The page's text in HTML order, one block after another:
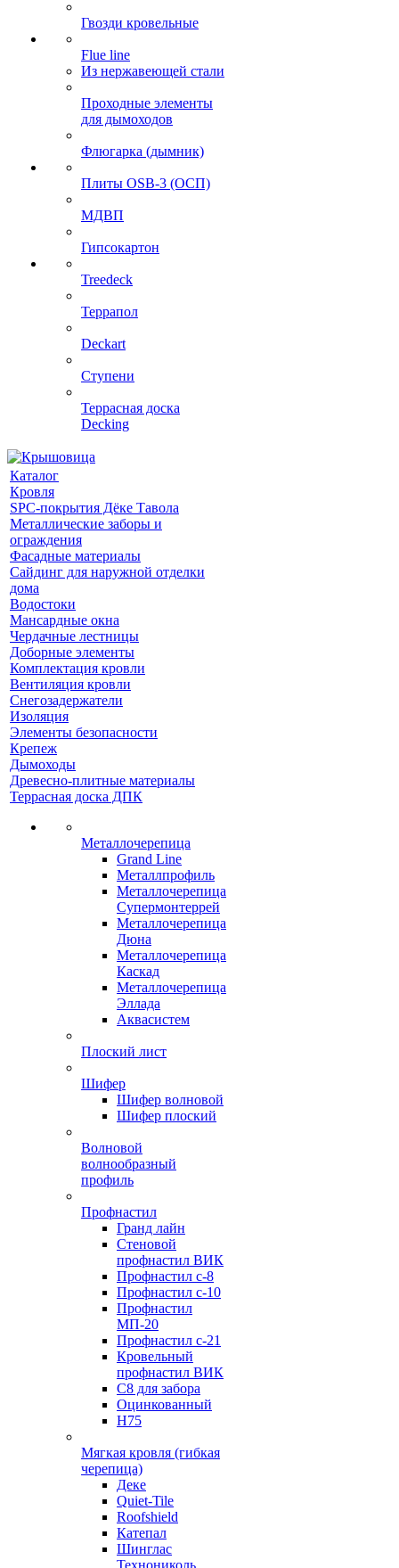
Гвозди кровельные
Flue line
Из нержавеющей стали
Проходные элементы
для дымоходов
Флюгарка (дымник)
Плиты OSB-3 (ОСП)
МДВП
Гипсокартон
Treedeck
Террапол
Deckart
Ступени
Террасная доска
Decking
Каталог
Кровля
SPC-покрытия Дёке Тавола
Металлические заборы и
ограждения
Фасадные материалы
Сайдинг для наружной отделки
дома
Водостоки
Мансардные окна
Чердачные лестницы
Доборные элементы
Комплектация кровли
Вентиляция кровли
Снегозадержатели
Изоляция
Элементы безопасности
Крепеж
Дымоходы
Древесно-плитные материалы
Террасная доска ДПК
Металлочерепица
Grand Line
Металлпрофиль
Металлочерепица
Супермонтеррей
Металлочерепица
Дюна
Металлочерепица
Каскад
Металлочерепица
Эллада
Аквасистем
Плоский лист
Шифер
Шифер волновой
Шифер плоский
Волновой
волнообразный
профиль
Профнастил
Гранд лайн
Стеновой
профнастил ВИК
Профнастил с-8
Профнастил с-10
Профнастил
МП-20
Профнастил с-21
Кровельный
профнастил ВИК
С8 для забора
Оцинкованный
Н75
Мягкая кровля (гибкая
черепица)
Деке
Quiet-Tile
Roofshield
Катепал
Шинглас
Технониколь